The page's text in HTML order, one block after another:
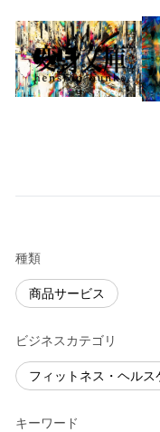
種類
商品サービス
ビジネスカテゴリ
フィットネス・ヘルス
キーワード